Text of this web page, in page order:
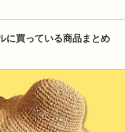
に買っている商品まとめ